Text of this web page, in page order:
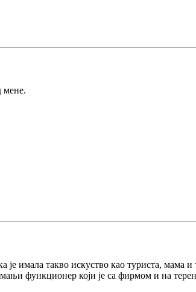
мене.
је имала такво искуство као туриста, мама
функционер који је са фирмом и на